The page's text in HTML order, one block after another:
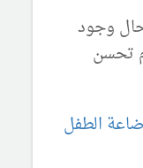
وجود
تحسن
الطفل